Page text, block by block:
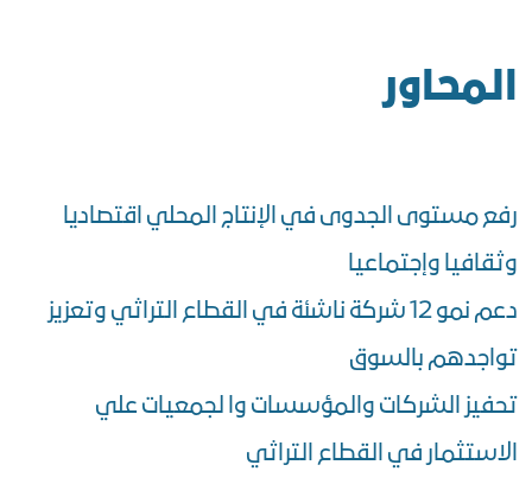
المحاور
رفع مستوى الجدوى في الإنتاج المحلي اقتصاديا
وثقافيا وإجتماعيا
دعم نمو 12 شركة ناشئة في القطاع التراثي وتعزيز
تواجدهم بالسوق
تحفيز الشركات والمؤسسات وا لجمعيات علي
الاستثمار في القطاع التراثي